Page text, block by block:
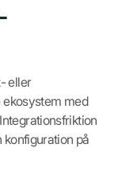
eller
med
konfiguration på